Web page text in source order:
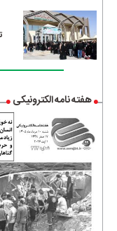
هفته نامه الکترونیکی